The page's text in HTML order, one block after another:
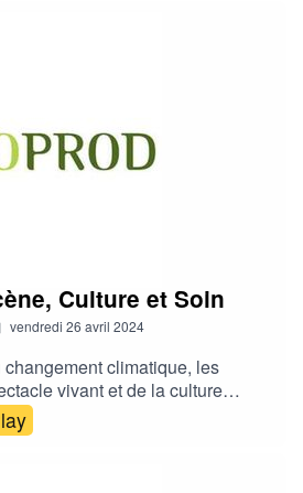
Culture et Soin
vendredi 26 avril 2024
climatique, les
vivant et de la culture
pratiques et l’inscription
de leurs activités. Musées,